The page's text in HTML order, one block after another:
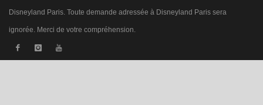
Disneyland Paris. Toute demande adressée à Disneyland Paris sera
ignorée. Merci de votre compréhension.